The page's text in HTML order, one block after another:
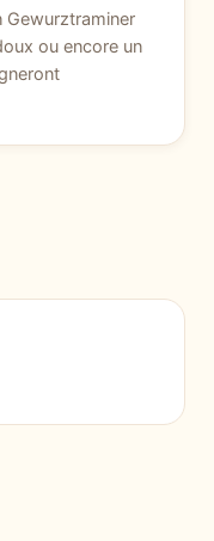
Gewurztraminer
ou encore un